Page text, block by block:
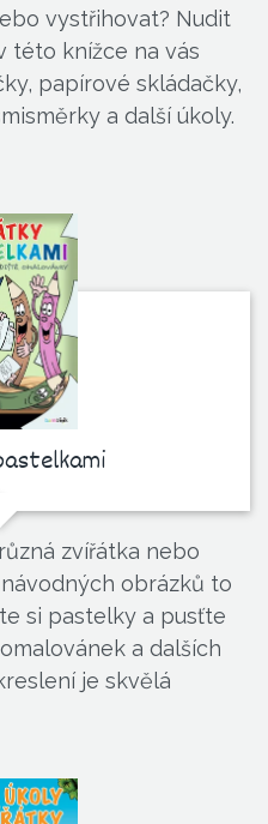
vystřihovat? Nudit
této knížce na vás
papírové skládačky,
a další úkoly.
zvířátka nebo
obrázků to
si pastelky a pusťte
a dalších
je skvělá